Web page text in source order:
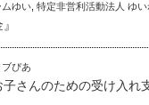
ムゆい 特定非営利活動法人 ゆ
ぴあ
さんのための受け入れ